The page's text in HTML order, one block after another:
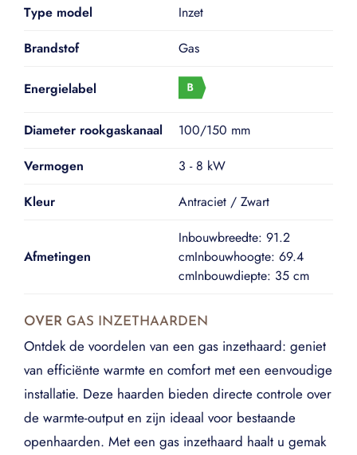
Type model
Inzet
Brandstof
Gas
Energielabel
Diameter rookgaskanaal
100/150 mm
Vermogen
3 - 8 kW
Kleur
Antraciet / Zwart
Afmetingen
Inbouwbreedte: 91.2
cmInbouwhoogte: 69.4
cmInbouwdiepte: 35 cm
OVER GAS INZETHAARDEN
Ontdek de voordelen van een gas inzethaard: geniet
van efficiënte warmte en comfort met een eenvoudige
installatie. Deze haarden bieden directe controle over
de warmte-output en zijn ideaal voor bestaande
openhaarden. Met een gas inzethaard haalt u gemak